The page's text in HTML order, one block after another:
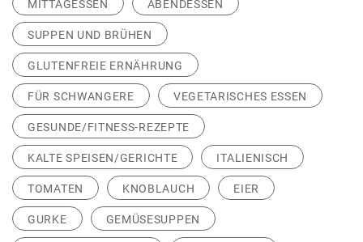
MITTAGESSEN ABENDESSEN
SUPPEN UND BRÜHEN
GLUTENFREIE ERNÄHRUNG
FÜR SCHWANGERE VEGETARISCHES ESSEN
GESUNDE/FITNESS-REZEPTE
KALTE SPEISEN/GERICHTE ITALIENISCH
TOMATEN KNOBLAUCH EIER
GURKE GEMÜSESUPPEN